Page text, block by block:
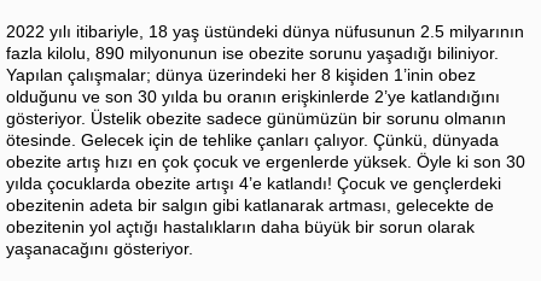
2022 yılı itibariyle, 18 yaş üstündeki dünya nüfusunun 2.5 milyarının
fazla kilolu, 890 milyonunun ise obezite sorunu yaşadığı biliniyor.
Yapılan çalışmalar; dünya üzerindeki her 8 kişiden 1’inin obez
olduğunu ve son 30 yılda bu oranın erişkinlerde 2’ye katlandığını
gösteriyor. Üstelik obezite sadece günümüzün bir sorunu olmanın
ötesinde. Gelecek için de tehlike çanları çalıyor. Çünkü, dünyada
obezite artış hızı en çok çocuk ve ergenlerde yüksek. Öyle ki son 30
yılda çocuklarda obezite artışı 4’e katlandı! Çocuk ve gençlerdeki
obezitenin adeta bir salgın gibi katlanarak artması, gelecekte de
obezitenin yol açtığı hastalıkların daha büyük bir sorun olarak
yaşanacağını gösteriyor.